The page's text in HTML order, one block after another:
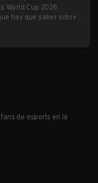
World Cup 2026,
hay que saber sobre
de esports en la